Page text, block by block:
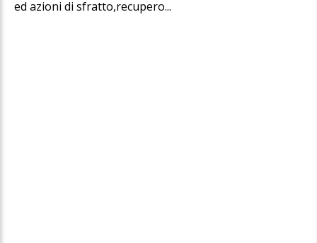
ed azioni di sfratto,recupero...